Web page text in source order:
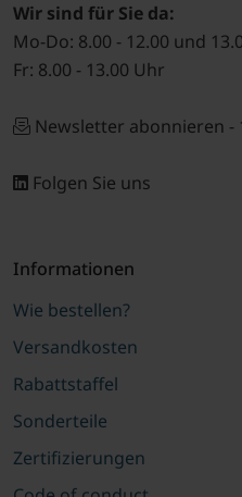
Wir sind für Sie da:
Mo-Do: 8.00 - 12.00 und
Fr: 8.00 - 13.00 Uhr
Newsletter abonnieren -
Folgen Sie uns
Informationen
Wie bestellen?
Versandkosten
Rabattstaffel
Sonderteile
Zertifizierungen